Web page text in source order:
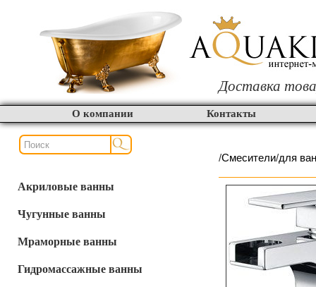
Доставка
О компании Контакты
Акриловые ванны
Чугунные ванны
Мраморные ванны
Гидромассажные ванны
/Смесители/для